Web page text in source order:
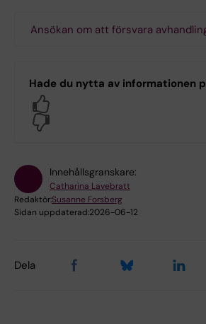
Ansökan om att försvara
Hade du nytta av informationen
Innehållsgranskare:
Catharina Lavebratt
Redaktör:Susanne Forsberg
Sidan uppdaterad:2026-06-12
Dela